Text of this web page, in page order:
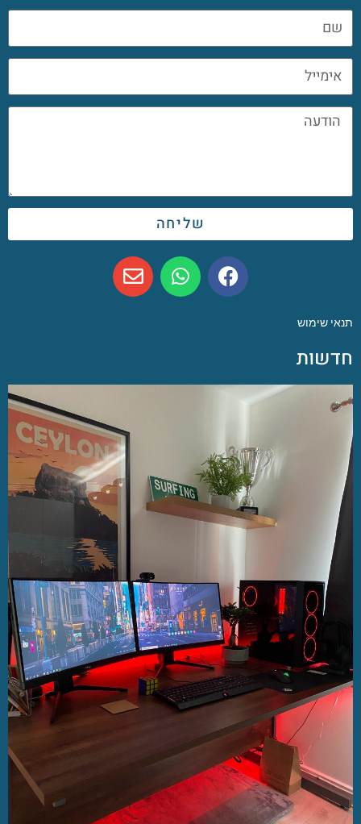
שליחה
תנאי שימוש
חדשות